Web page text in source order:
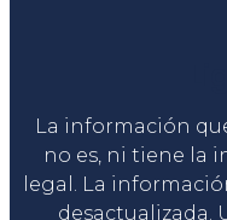
La información
no es, ni tiene la
legal. La
desactualizada.